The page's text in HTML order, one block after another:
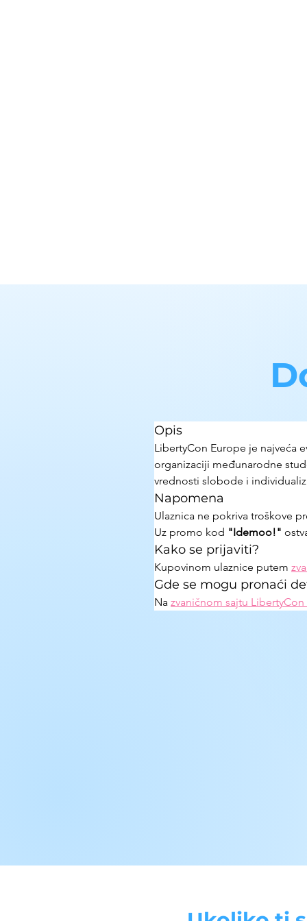
Opis
LibertyCon Europe je najveća
organizaciji međunarodne
vrednosti slobode i
Napomena
Ulaznica ne pokriva troškove
Uz promo kod "Idemoo!"
Kako se prijaviti?
Kupovinom ulaznice putem
Gde se mogu pronaći
Na zvaničnom sajtu